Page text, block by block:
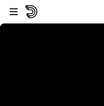
Pular para o player
Ir para o conteúdo principal